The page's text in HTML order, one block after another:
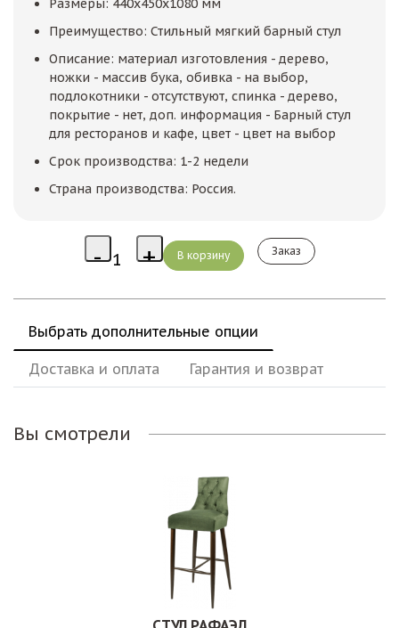
Размеры: 440x450x1080 мм
Преимущество: Стильный мягкий барный стул
Описание: материал изготовления - дерево,
ножки - массив бука, обивка - на выбор,
подлокотники - отсутствуют, спинка - дерево,
покрытие - нет, доп. информация - Барный стул
для ресторанов и кафе, цвет - цвет на выбор
Срок производства: 1-2 недели
Страна производства: Россия.
Заказ
Выбрать дополнительные опции
Доставка и оплата Гарантия и возврат
Вы смотрели